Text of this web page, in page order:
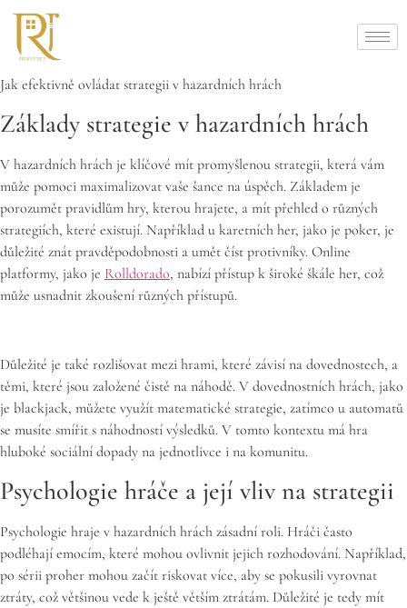
Jak efektivně ovládat strategii v hazardních hrách
Základy strategie v hazardních hrách
V hazardních hrách je klíčové mít promyšlenou strategii, která vám
může pomoci maximalizovat vaše šance na úspěch. Základem je
porozumět pravidlům hry, kterou hrajete, a mít přehled o různých
strategiích, které existují. Například u karetních her, jako je poker, je
důležité znát pravděpodobnosti a umět číst protivníky. Online
platformy, jako je Rolldorado, nabízí přístup k široké škále her, což
může usnadnit zkoušení různých přístupů.
Důležité je také rozlišovat mezi hrami, které závisí na dovednostech, a
těmi, které jsou založené čistě na náhodě. V dovednostních hrách, jako
je blackjack, můžete využít matematické strategie, zatímco u automatů
se musíte smířit s náhodností výsledků. V tomto kontextu má hra
hluboké sociální dopady na jednotlivce i na komunitu.
Psychologie hráče a její vliv na strategii
Psychologie hraje v hazardních hrách zásadní roli. Hráči často
podléhají emocím, které mohou ovlivnit jejich rozhodování. Například,
po sérii proher mohou začít riskovat více, aby se pokusili vyrovnat
ztráty, což většinou vede k ještě větším ztrátám. Důležité je tedy mít